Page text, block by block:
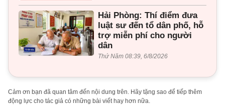
Hải Phòng: Thí điểm đưa
luật sư đến tổ dân phố, hỗ
trợ miễn phí cho người
dân
Thứ Năm 08:39, 6/8/2026
Cảm ơn bạn đã quan tâm đến nội dung trên. Hãy tặng sao để tiếp thêm
động lực cho tác giả có những bài viết hay hơn nữa.